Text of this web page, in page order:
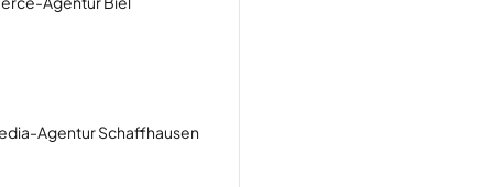
Agentur Schaffhausen